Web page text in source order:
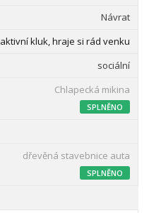
Návrat
aktivní kluk, hraje si rád venku
sociální
Chlapecká mikina
SPLNĚNO
dřevěná stavebnice auta
SPLNĚNO